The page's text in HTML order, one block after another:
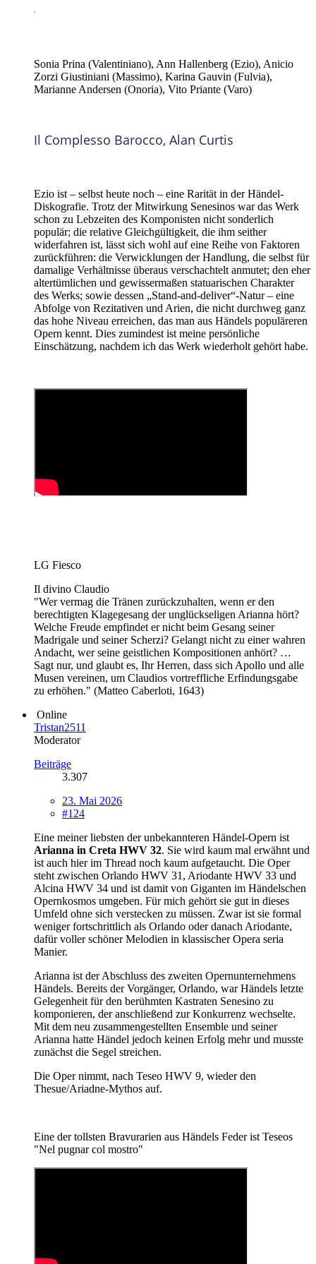
Sonia Prina (Valentiniano), Ann Hallenberg (Ezio), Anicio
Zorzi Giustiniani (Massimo), Karina Gauvin (Fulvia),
Marianne Andersen (Onoria), Vito Priante (Varo)
Il Complesso Barocco, Alan Curtis
Ezio ist – selbst heute noch – eine Rarität in der Händel-
Diskografie. Trotz der Mitwirkung Senesinos war das Werk
schon zu Lebzeiten des Komponisten nicht sonderlich
populär; die relative Gleichgültigkeit, die ihm seither
widerfahren ist, lässt sich wohl auf eine Reihe von Faktoren
zurückführen: die Verwicklungen der Handlung, die selbst für
damalige Verhältnisse überaus verschachtelt anmutet; den eher
altertümlichen und gewissermaßen statuarischen Charakter
des Werks; sowie dessen „Stand-and-deliver“-Natur – eine
Abfolge von Rezitativen und Arien, die nicht durchweg ganz
das hohe Niveau erreichen, das man aus Händels populäreren
Opern kennt. Dies zumindest ist meine persönliche
Einschätzung, nachdem ich das Werk wiederholt gehört habe.
LG Fiesco
Il divino Claudio
"Wer vermag die Tränen zurückzuhalten, wenn er den
berechtigten Klagegesang der unglückseligen Arianna hört?
Welche Freude empfindet er nicht beim Gesang seiner
Madrigale und seiner Scherzi? Gelangt nicht zu einer wahren
Andacht, wer seine geistlichen Kompositionen anhört? …
Sagt nur, und glaubt es, Ihr Herren, dass sich Apollo und alle
Musen vereinen, um Claudios vortreffliche Erfindungsgabe
zu erhöhen." (Matteo Caberloti, 1643)
Online
Tristan2511
Moderator
Beiträge
3.307
23. Mai 2026
#124
Eine meiner liebsten der unbekannteren Händel-Opern ist
Arianna in Creta HWV 32. Sie wird kaum mal erwähnt und
ist auch hier im Thread noch kaum aufgetaucht. Die Oper
steht zwischen Orlando HWV 31, Ariodante HWV 33 und
Alcina HWV 34 und ist damit von Giganten im Händelschen
Opernkosmos umgeben. Für mich gehört sie gut in dieses
Umfeld ohne sich verstecken zu müssen. Zwar ist sie formal
weniger fortschrittlich als Orlando oder danach Ariodante,
dafür voller schöner Melodien in klassischer Opera seria
Manier.
Arianna ist der Abschluss des zweiten Opernunternehmens
Händels. Bereits der Vorgänger, Orlando, war Händels letzte
Gelegenheit für den berühmten Kastraten Senesino zu
komponieren, der anschließend zur Konkurrenz wechselte.
Mit dem neu zusammengestellten Ensemble und seiner
Arianna hatte Händel jedoch keinen Erfolg mehr und musste
zunächst die Segel streichen.
Die Oper nimmt, nach Teseo HWV 9, wieder den
Thesue/Ariadne-Mythos auf.
Eine der tollsten Bravurarien aus Händels Feder ist Teseos
"Nel pugnar col mostro"